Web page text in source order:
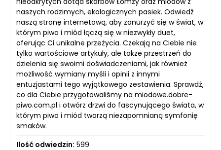
naszych rodzimych, ekologicznych pasiek. Odwiedź
naszą stronę internetową, aby zanurzyć się w świat, w
którym piwo i miód łączą się w niezwykły duet,
oferując Ci unikalne przeżycia. Czekają na Ciebie nie
tylko wartościowe artykuły, ale także przestrzeń do
dzielenia się swoimi doświadczeniami, jak również
możliwość wymiany myśli i opinii z innymi
entuzjastami tego wyjątkowego zestawienia. Sprawdź,
co dla Ciebie przygotowaliśmy na miodowe.dobre-
piwo.com.pl i otwórz drzwi do fascynującego świata, w
którym piwo i miód tworzą niezapomnianą symfonię
smaków.
Ilość odwiedzin: 599